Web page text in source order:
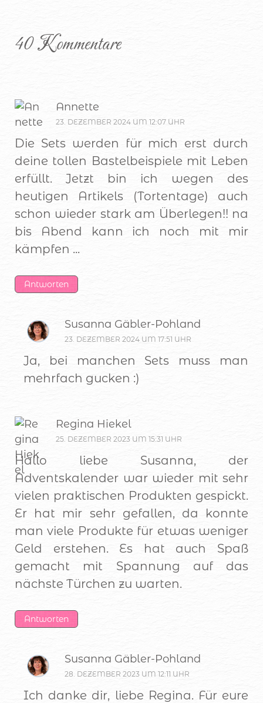
40 Kommentare
Annette
23. DEZEMBER 2024 UM 12:07 UHR
Die Sets werden für mich erst durch
deine tollen Bastelbeispiele mit Leben
erfüllt. Jetzt bin ich wegen des
heutigen Artikels (Tortentage) auch
schon wieder stark am Überlegen!! na
bis Abend kann ich noch mit mir
kämpfen ...
Antworten
Susanna Gäbler-Pohland
23. DEZEMBER 2024 UM 17:51 UHR
Ja, bei manchen Sets muss man
mehrfach gucken :)
Regina Hiekel
25. DEZEMBER 2023 UM 15:31 UHR
Hallo liebe Susanna, der
Adventskalender war wieder mit sehr
vielen praktischen Produkten gespickt.
Er hat mir sehr gefallen, da konnte
man viele Produkte für etwas weniger
Geld erstehen. Es hat auch Spaß
gemacht mit Spannung auf das
nächste Türchen zu warten.
Antworten
Susanna Gäbler-Pohland
28. DEZEMBER 2023 UM 12:11 UHR
Ich danke dir, liebe Regina. Für eure